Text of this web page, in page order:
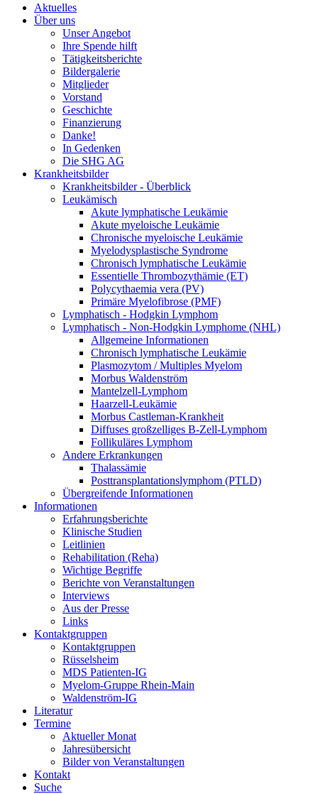
Aktuelles
Über uns
Unser Angebot
Ihre Spende hilft
Tätigkeitsberichte
Bildergalerie
Mitglieder
Vorstand
Geschichte
Finanzierung
Danke!
In Gedenken
Die SHG AG
Krankheitsbilder
Krankheitsbilder - Überblick
Leukämisch
Akute lymphatische Leukämie
Akute myeloische Leukämie
Chronische myeloische Leukämie
Myelodysplastische Syndrome
Chronisch lymphatische Leukämie
Essentielle Thrombozythämie (ET)
Polycythaemia vera (PV)
Primäre Myelofibrose (PMF)
Lymphatisch - Hodgkin Lymphom
Lymphatisch - Non-Hodgkin Lymphome (NHL)
Allgemeine Informationen
Chronisch lymphatische Leukämie
Plasmozytom / Multiples Myelom
Morbus Waldenström
Mantelzell-Lymphom
Haarzell-Leukämie
Morbus Castleman-Krankheit
Diffuses großzelliges B-Zell-Lymphom
Follikuläres Lymphom
Andere Erkrankungen
Thalassämie
Posttransplantationslymphom (PTLD)
Übergreifende Informationen
Informationen
Erfahrungsberichte
Klinische Studien
Leitlinien
Rehabilitation (Reha)
Wichtige Begriffe
Berichte von Veranstaltungen
Interviews
Aus der Presse
Links
Kontaktgruppen
Kontaktgruppen
Rüsselsheim
MDS Patienten-IG
Myelom-Gruppe Rhein-Main
Waldenström-IG
Literatur
Termine
Aktueller Monat
Jahresübersicht
Bilder von Veranstaltungen
Kontakt
Suche